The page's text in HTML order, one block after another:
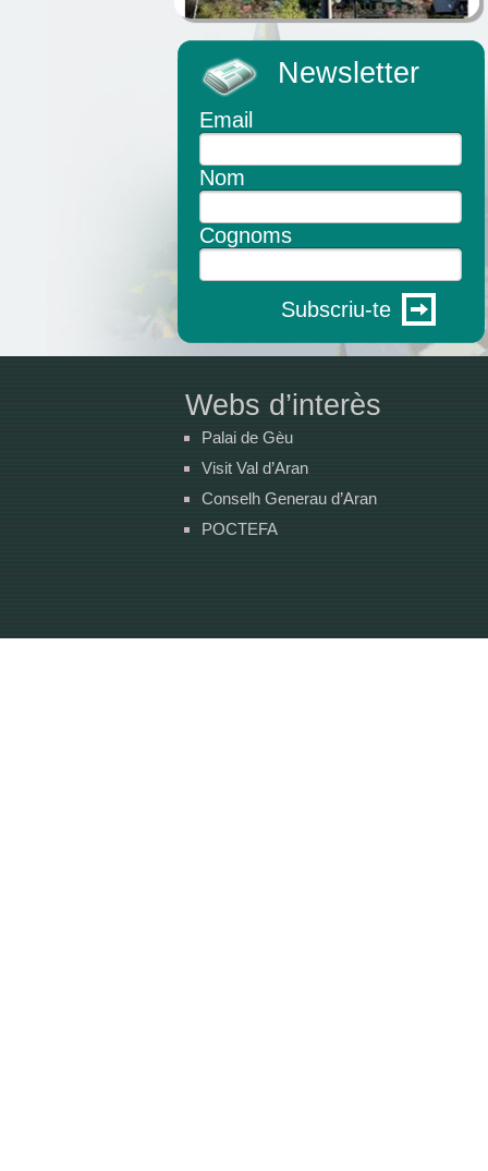
Newsletter
Email
Nom
Cognoms
Subscriu-te
Webs d’interès
Palai de Gèu
Visit Val d’Aran
Conselh Generau d’Aran
POCTEFA